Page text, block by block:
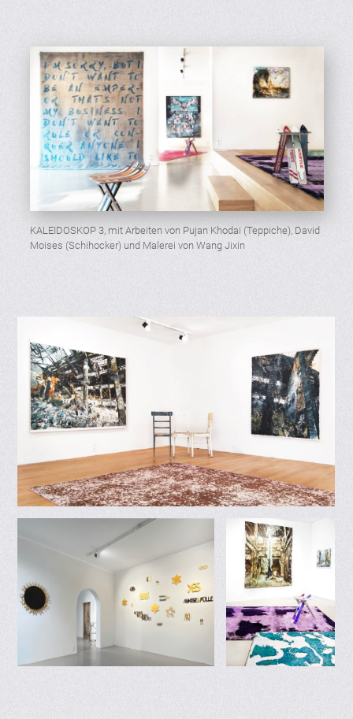
KALEIDOSKOP 3, mit Arbeiten von Pujan Khodai (Teppiche), David
Moises (Schihocker) und Malerei von Wang Jixin